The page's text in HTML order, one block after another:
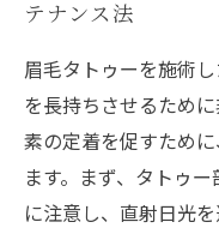
テナンス法
眉毛タトゥーを施術
を長持ちさせるため
素の定着を促すため
ます。まず、タトゥ
に注意し、直射日光